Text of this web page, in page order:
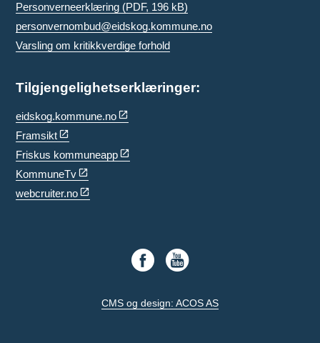
Personverneerklæring (PDF, 196 kB)
personvernombud@eidskog.kommune.no
Varsling om kritikkverdige forhold
Tilgjengelighetserklæringer:
eidskog.kommune.no
Framsikt
Friskus kommuneapp
KommuneTv
webcruiter.no
CMS og design: ACOS AS